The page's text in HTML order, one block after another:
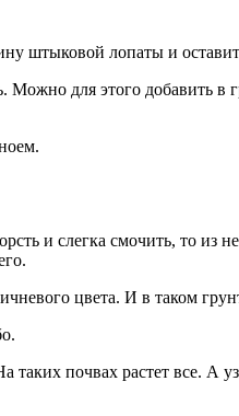
штыковой лопаты и
Можно для этого добавить в
и слегка смочить, то из
цвета. И в таком
почвах растет все. А